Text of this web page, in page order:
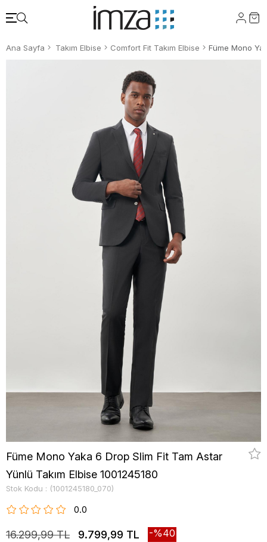
Ana Sayfa Takım Elbise Comfort Fit Takım Elbise
Füme Mono Yaka 6 Drop Slim Fit Tam Astar
Yünlü Takım Elbise 1001245180
Stok Kodu (1001245180_070)
0.0
16.299,99 TL 9.799,99 TL 40